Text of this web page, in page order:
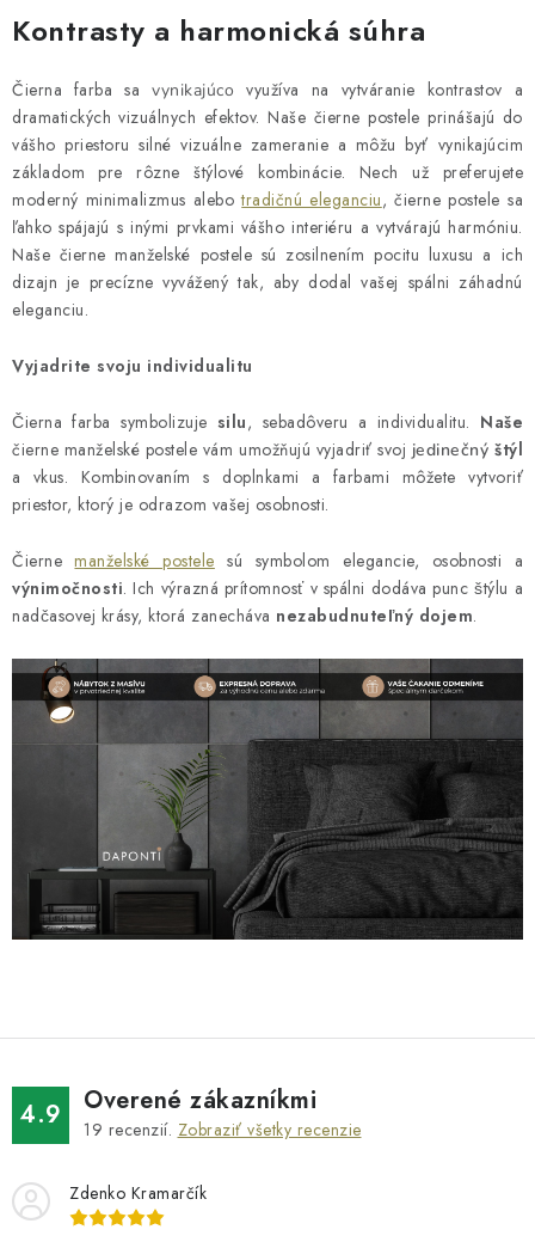
v
l
á
d
a
c
i
e
p
r
k
v
ý
p
i
s
u
Kontrasty a harmonická súhra
Čierna farba savynikajúco využíva na vytváranie kontrastov a
dramatických vizuálnych efektov. Naše čierne postele prinášajú do
vášho priestoru silné vizuálne zameranie a môžu byť vynikajúcim
základom pre rôzne štýlové kombinácie. Nech už preferujete
moderný minimalizmus alebotradičnú eleganciu, čierne postele sa
ľahko spájajú s inými prvkami vášho interiéru a vytvárajú harmóniu.
Naše čierne manželské postele sú zosilnením pocitu luxusu a ich
dizajn je precízne vyvážený tak, aby dodal vašej spálni záhadnú
eleganciu.
Vyjadrite svoju individualitu
Čierna farba symbolizuje silu, sebadôveru a individualitu. Naše
čierne manželské postele vám umožňujú vyjadriťsvoj jedinečný štýl
a vkus. Kombinovaním s doplnkami a farbami môžete vytvoriť
priestor, ktorý je odrazom vašej osobnosti.
Čiernemanželské postele sú symbolom elegancie, osobnosti a
výnimočnosti. Ich výrazná prítomnosť v spálni dodáva puncštýlu a
nadčasovej krásy, ktorá zanecháva nezabudnuteľný dojem.
4.9 Overené zákazníkmi
19 recenzií. Zobraziť všetky recenzie
Zdenko Kramarčík